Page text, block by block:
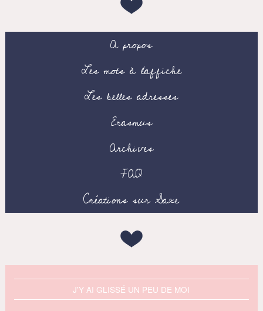
A propos
Les mots à l’affiche
Les belles adresses
Erasmus
Archives
FAQ
Créations sur Saxe
J'Y AI GLISSÉ UN PEU DE MOI